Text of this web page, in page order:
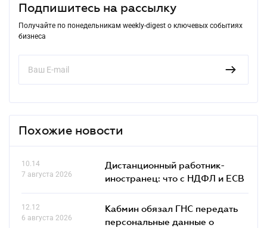
Подпишитесь на рассылку
Получайте по понедельникам weekly-digest о ключевых событиях
бизнеса
Похожие новости
10.14
7 августа 2026
Дистанционный работник-
иностранец: что с НДФЛ и ЕСВ
12.12
6 августа 2026
Кабмин обязал ГНС передать
персональные данные о